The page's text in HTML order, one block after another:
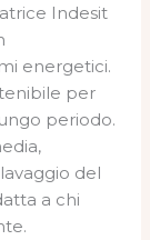
Indesit
energetici.
per
periodo.
del
a chi